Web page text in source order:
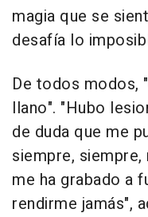
magia que se
desafía lo
De todos modos,
llano". "Hubo
de duda que me
siempre,
me ha grabado a
rendirme jamás",